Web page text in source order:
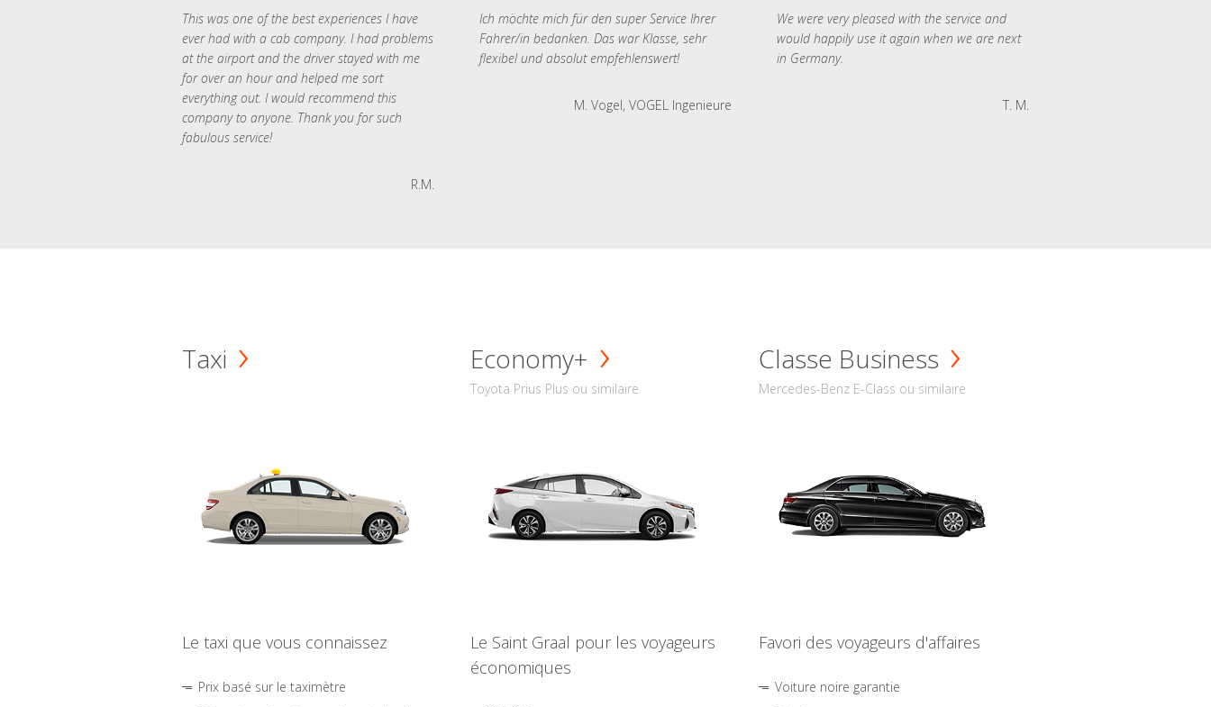
This was one of the best experiences I have
ever had with a cab company. I had problems
at the airport and the driver stayed with me
for over an hour and helped me sort
everything out. I would recommend this
company to anyone. Thank you for such
fabulous service!
R.M.
Ich möchte mich für den super Service Ihrer
Fahrer/in bedanken. Das war Klasse, sehr
flexibel und absolut empfehlenswert!
M. Vogel, VOGEL Ingenieure
We were very pleased with the service and
would happily use it again when we are next
in Germany.
T. M.
Taxi
Le taxi que vous connaissez
Prix basé sur le taximètre
Economy+
Toyota Prius Plus ou similaire
Le Saint Graal pour les voyageurs
économiques
Classe Business
Mercedes-Benz E-Class ou similaire
Favori des voyageurs d'affaires
Voiture noire garantie